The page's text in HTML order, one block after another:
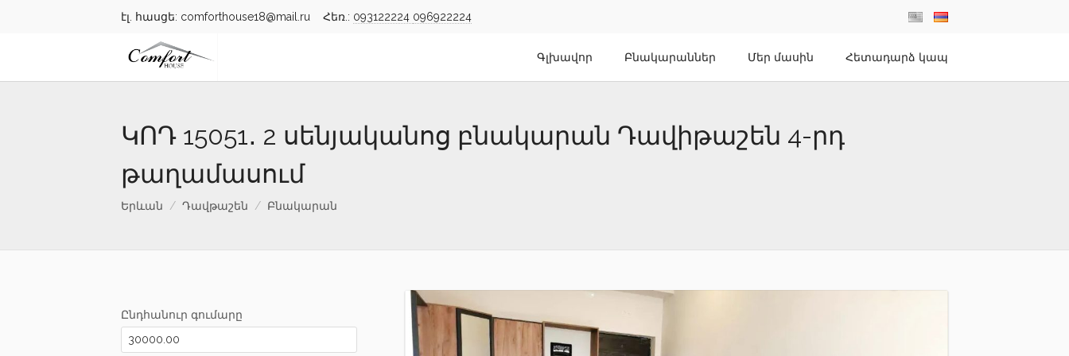
էլ. հասցե: comforthouse18@mail.ru Հեռ.: 093122224 096922224
Գլխավոր Բնակարաններ Մեր մասին Հետադարձ կապ
ԿՈԴ 15051․ 2 սենյականոց բնակարան Դավիթաշեն 4-րդ
թաղամասում
Երևան Դավթաշեն Բնակարան
Ընդհանուր գումարը